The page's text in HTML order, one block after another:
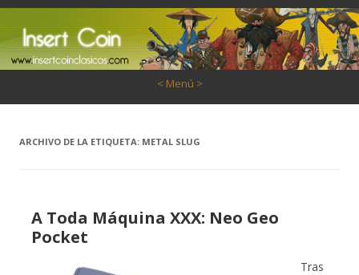
< Menú >
ARCHIVO DE LA ETIQUETA: METAL SLUG
A Toda Máquina XXX: Neo Geo
Pocket
Tras